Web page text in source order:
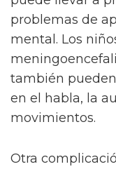
problemas de
mental. Los
también
en el habla, la
movimientos.
Otra